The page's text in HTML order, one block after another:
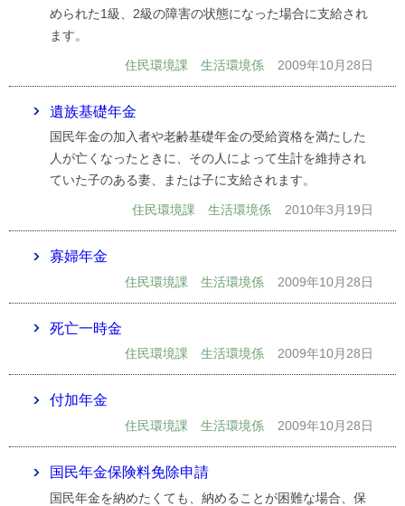
められた1級、2級の障害の状態になった場合に支給され
ます。
住民環境課 生活環境係 2009年10月28日
遺族基礎年金
国民年金の加入者や老齢基礎年金の受給資格を満たした
人が亡くなったときに、その人によって生計を維持され
ていた子のある妻、または子に支給されます。
住民環境課 生活環境係 2010年3月19日
寡婦年金
住民環境課 生活環境係 2009年10月28日
死亡一時金
住民環境課 生活環境係 2009年10月28日
付加年金
住民環境課 生活環境係 2009年10月28日
国民年金保険料免除申請
国民年金を納めたくても、納めることが困難な場合、保